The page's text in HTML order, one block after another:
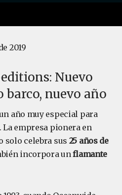
2019
Nuevo
barco, nuevo año
año muy especial para
empresa pionera en
solo celebra sus 25 años de
incorpora unflamante